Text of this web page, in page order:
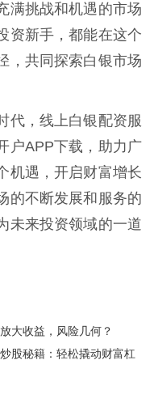
满挑战和机遇的市场
资新手，都能在这个
，共同探索白银市场
代，线上白银配资服
户APP下载，助力广
机遇，开启财富增长
的不断发展和服务的
未来投资领域的一道
大收益，风险几何？
股秘籍：轻松撬动财富杠